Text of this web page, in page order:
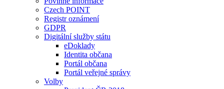
Czech POINT
Registr oznámení
GDPR
Digitální služby státu
eDoklady
Identita občana
Portál občana
Portál veřejné správy
Volby